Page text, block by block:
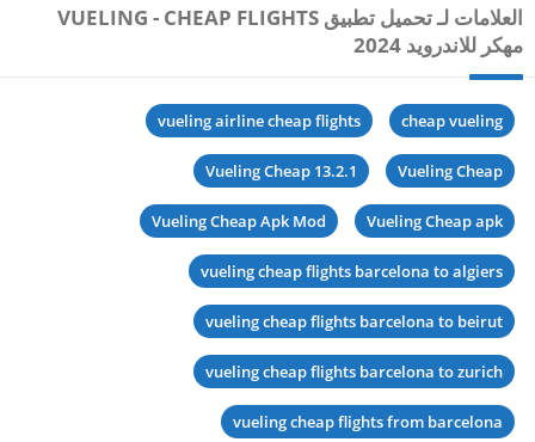
العلامات لـ تحميل تطبيق VUELING - CHEAP FLIGHTS
مهكر للاندرويد 2024
cheap vueling
vueling airline cheap flights
Vueling Cheap
Vueling Cheap 13.2.1
Vueling Cheap apk
Vueling Cheap Apk Mod
vueling cheap flights barcelona to algiers
vueling cheap flights barcelona to beirut
vueling cheap flights barcelona to zurich
vueling cheap flights from barcelona